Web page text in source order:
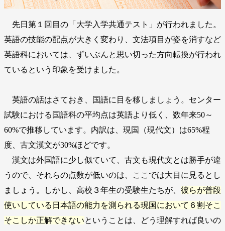
先日第１回目の「大学入学共通テスト」が行われました。
英語の技能の配点が大きく変わり、文法項目が姿を消すなど
英語科においては、ずいぶんと思い切った方向転換が行われ
ているという印象を受けました。
英語の話はさておき、国語に目を移しましょう。センター
試験における国語科の平均点は英語より低く、数年来50～
60%で推移しています。内訳は、現国（現代文）は65%程
度、古文漢文が30%ほどです。
漢文は外国語に少し似ていて、古文も現代文とは勝手が違
うので、それらの点数が低いのは、ここでは大目に見るとし
ましょう。しかし、高校３年生の受験生たちが、 彼らが普段
使いしている日本語の能力を測られる現国において６割そこ
そこしか正解できないということは、どう理解すれば良いの